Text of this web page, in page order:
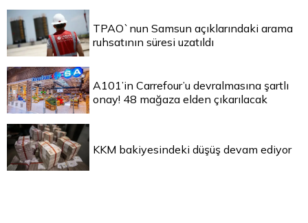
TPAO`nun Samsun açıklarındaki arama
ruhsatının süresi uzatıldı
A101’in Carrefour’u devralmasına şartlı
onay! 48 mağaza elden çıkarılacak
KKM bakiyesindeki düşüş devam ediyor